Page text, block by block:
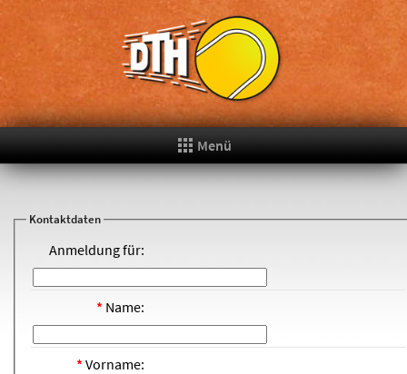
Menü
Kontaktdaten
Anmeldung für:
* Name:
* Vorname: